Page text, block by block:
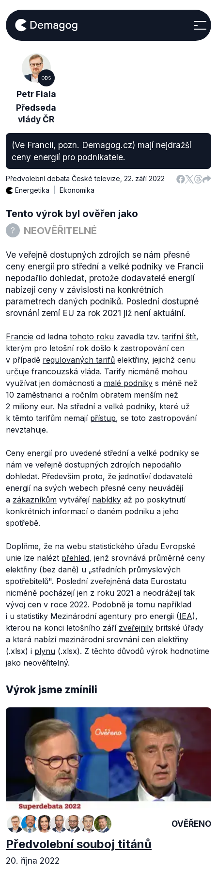
ODS
Petr Fiala
Předseda
vlády ČR
(Ve Francii, pozn. Demagog.cz) mají nejdražší
ceny energií pro podnikatele.
Předvolební debata České televize 22. září 2022
Energetika
Ekonomika
Tento výrok byl ověřen jako
NEOVĚŘITELNÉ
Ve veřejně dostupných zdrojích se nám přesné
ceny energií pro střední a velké podniky ve Francii
nepodařilo dohledat, protože dodavatelé energií
nabízejí ceny v závislosti na konkrétních
parametrech daných podniků. Poslední dostupné
srovnání zemí EU za rok 2021 již není aktuální.
Francie od ledna tohoto roku zavedla tzv. tarifní štít,
kterým pro letošní rok došlo k zastropování cen
v případě regulovaných tarifů elektřiny, jejichž cenu
určuje francouzská vláda. Tarify nicméně mohou
využívat jen domácnosti a malé podniky s méně než
10 zaměstnanci a ročním obratem menším než
2 miliony eur. Na střední a velké podniky, které už
k těmto tarifům nemají přístup, se toto zastropování
nevztahuje.
Ceny energií pro uvedené střední a velké podniky se
nám ve veřejně dostupných zdrojích nepodařilo
dohledat. Především proto, že jednotliví dodavatelé
energií na svých webech přesné ceny neuvádějí
a zákazníkům vytvářejí nabídky až po poskytnutí
konkrétních informací o daném podniku a jeho
spotřebě.
Doplňme, že na webu statistického úřadu Evropské
unie lze nalézt přehled, jenž srovnává průměrné ceny
elektřiny (bez daně) u „středních průmyslových
spotřebitelů". Poslední zveřejněná data Eurostatu
nicméně pocházejí jen z roku 2021 a neodrážejí tak
vývoj cen v roce 2022. Podobně je tomu například
i u statistiky Mezinárodní agentury pro energii (IEA),
kterou na konci letošního září zveřejnily britské úřady
a která nabízí mezinárodní srovnání cen elektřiny
(.xlsx) i plynu (.xlsx). Z těchto důvodů výrok hodnotíme
jako neověřitelný.
Výrok jsme zmínili
OVĚŘENO
Předvolební souboj titánů
20. října 2022